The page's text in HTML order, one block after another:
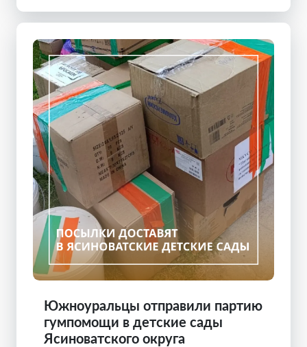
Южноуральцы отправили партию
гумпомощи в детские сады
Ясиноватского округа